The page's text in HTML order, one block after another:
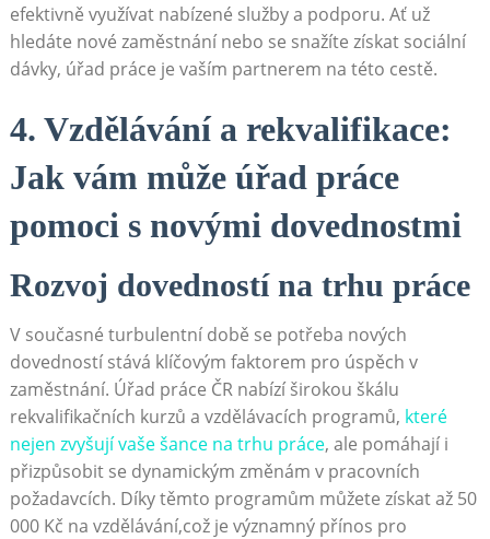
efektivně využívat nabízené služby a podporu. Ať už
hledáte nové zaměstnání nebo se snažíte získat sociální
dávky, úřad práce je vaším partnerem na této cestě.
4. Vzdělávání a rekvalifikace:
Jak vám může úřad práce
pomoci s novými dovednostmi
Rozvoj dovedností na trhu práce
V současné turbulentní době se potřeba nových
dovedností stává klíčovým faktorem pro úspěch v
zaměstnání. Úřad práce ČR nabízí širokou škálu
rekvalifikačních kurzů a vzdělávacích programů, které
nejen zvyšují vaše šance na trhu práce, ale pomáhají i
přizpůsobit se dynamickým změnám v pracovních
požadavcích. Díky těmto programům můžete získat až 50
000 Kč na vzdělávání,což je významný přínos pro